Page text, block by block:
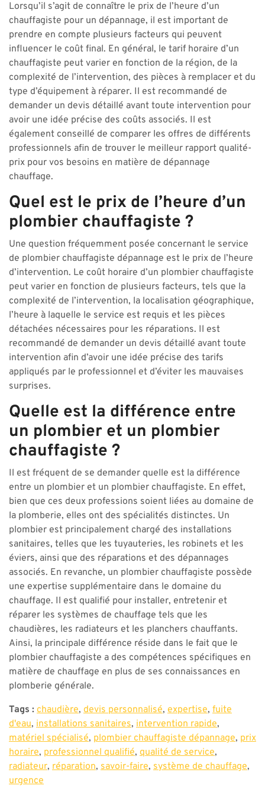
Lorsqu’il s’agit de connaître le prix de l’heure d’un
chauffagiste pour un dépannage, il est important de
prendre en compte plusieurs facteurs qui peuvent
influencer le coût final. En général, le tarif horaire d’un
chauffagiste peut varier en fonction de la région, de la
complexité de l’intervention, des pièces à remplacer et du
type d’équipement à réparer. Il est recommandé de
demander un devis détaillé avant toute intervention pour
avoir une idée précise des coûts associés. Il est
également conseillé de comparer les offres de différents
professionnels afin de trouver le meilleur rapport qualité-
prix pour vos besoins en matière de dépannage
chauffage.
Quel est le prix de l’heure d’un
plombier chauffagiste ?
Une question fréquemment posée concernant le service
de plombier chauffagiste dépannage est le prix de l’heure
d’intervention. Le coût horaire d’un plombier chauffagiste
peut varier en fonction de plusieurs facteurs, tels que la
complexité de l’intervention, la localisation géographique,
l’heure à laquelle le service est requis et les pièces
détachées nécessaires pour les réparations. Il est
recommandé de demander un devis détaillé avant toute
intervention afin d’avoir une idée précise des tarifs
appliqués par le professionnel et d’éviter les mauvaises
surprises.
Quelle est la différence entre
un plombier et un plombier
chauffagiste ?
Il est fréquent de se demander quelle est la différence
entre un plombier et un plombier chauffagiste. En effet,
bien que ces deux professions soient liées au domaine de
la plomberie, elles ont des spécialités distinctes. Un
plombier est principalement chargé des installations
sanitaires, telles que les tuyauteries, les robinets et les
éviers, ainsi que des réparations et des dépannages
associés. En revanche, un plombier chauffagiste possède
une expertise supplémentaire dans le domaine du
chauffage. Il est qualifié pour installer, entretenir et
réparer les systèmes de chauffage tels que les
chaudières, les radiateurs et les planchers chauffants.
Ainsi, la principale différence réside dans le fait que le
plombier chauffagiste a des compétences spécifiques en
matière de chauffage en plus de ses connaissances en
plomberie générale.
Tags : chaudière, devis personnalisé, expertise, fuite
d'eau, installations sanitaires, intervention rapide,
matériel spécialisé, plombier chauffagiste dépannage, prix
horaire, professionnel qualifié, qualité de service,
radiateur, réparation, savoir-faire, système de chauffage,
urgence